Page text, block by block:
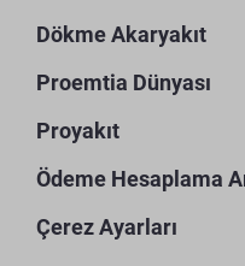
Dökme Akaryakıt
Proemtia Dünyası
Proyakıt
Ödeme Hesaplama
Çerez Ayarları